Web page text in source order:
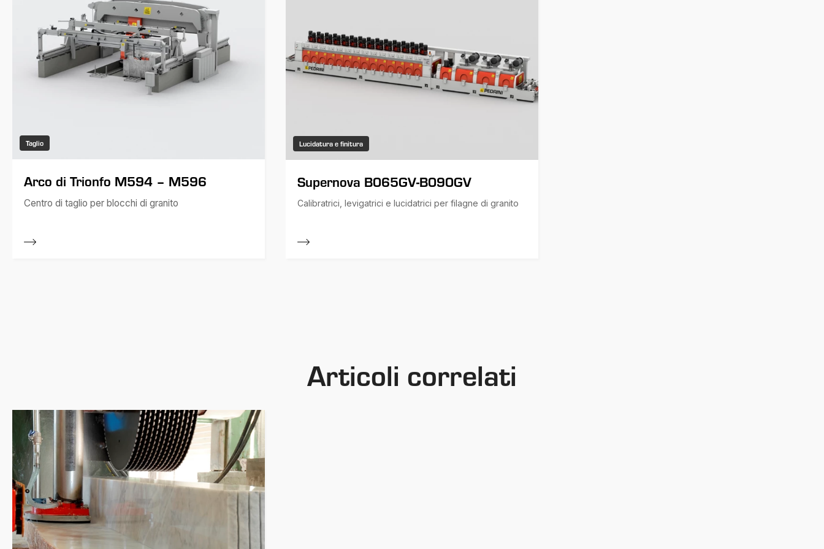
Taglio
Arco di Trionfo M594 – M596
Centro di taglio per blocchi di granito
Lucidatura e finitura
Supernova B065GV-B090GV
Calibratrici, levigatrici e lucidatrici per filagne di granito
Articoli correlati